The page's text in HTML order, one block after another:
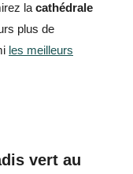
la cathédrale
plus de
les meilleurs
vert au